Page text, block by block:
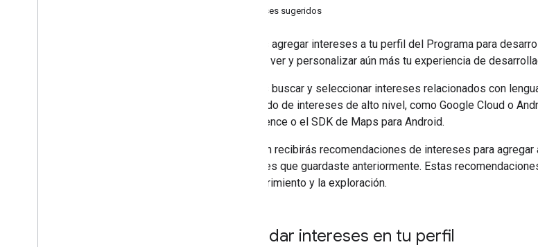
Intereses sugeridos
Puedes agregar intereses a tu perfil del Programa para
deseas ver y personalizar aún más tu experiencia de
Puedes buscar y seleccionar intereses relacionados con
contenido de intereses de alto nivel, como Google Cloud o
Intelligence o el SDK de Maps para Android.
También recibirás recomendaciones de intereses para
intereses que guardaste anteriormente. Estas
descubrimiento y la exploración.
Guardar intereses en tu perfil